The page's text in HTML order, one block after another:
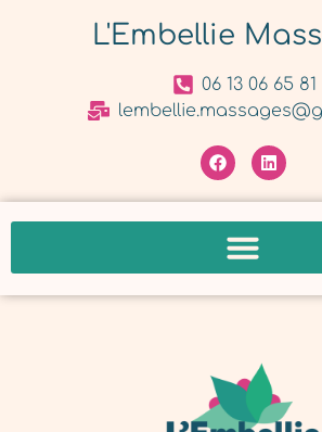
L'Embellie
06 13 06 65 81